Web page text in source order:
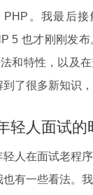
。我最后
5 也才刚刚发
和特性，以及
了很多新知识
轻人面试的
人在面试老程
有一些看法。